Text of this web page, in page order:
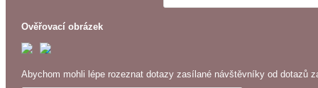
Ověřovací obrázek
Abychom mohli lépe rozeznat dotazy zasílané návštěvníky od dotazů